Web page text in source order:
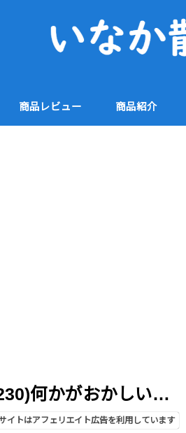
商品レビュー 商品紹介
何かがおかしい…
イトはアフェリエイト広告を利用しています